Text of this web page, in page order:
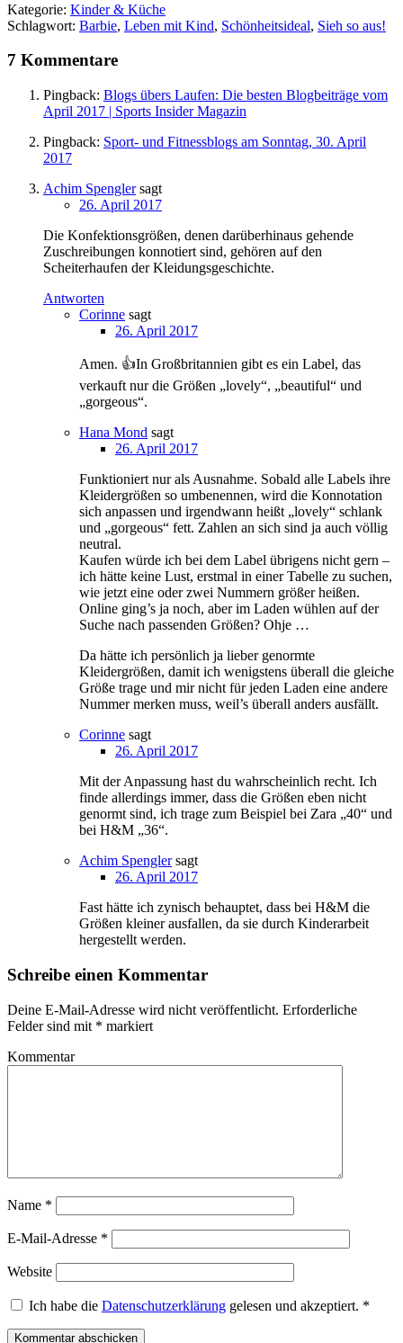
Kategorie: Kinder & Küche
Schlagwort: Barbie, Leben mit Kind, Schönheitsideal, Sieh so aus!
7 Kommentare
Pingback: Blogs übers Laufen: Die besten Blogbeiträge vom
April 2017 | Sports Insider Magazin
Pingback: Sport- und Fitnessblogs am Sonntag, 30. April
2017
Achim Spengler sagt
26. April 2017
Die Konfektionsgrößen, denen darüberhinaus gehende
Zuschreibungen konnotiert sind, gehören auf den
Scheiterhaufen der Kleidungsgeschichte.
Antworten
Corinne sagt
26. April 2017
Amen. 👍In Großbritannien gibt es ein Label, das
verkauft nur die Größen „lovely“, „beautiful“ und
„gorgeous“.
Hana Mond sagt
26. April 2017
Funktioniert nur als Ausnahme. Sobald alle Labels ihre
Kleidergrößen so umbenennen, wird die Konnotation
sich anpassen und irgendwann heißt „lovely“ schlank
und „gorgeous“ fett. Zahlen an sich sind ja auch völlig
neutral.
Kaufen würde ich bei dem Label übrigens nicht gern –
ich hätte keine Lust, erstmal in einer Tabelle zu suchen,
wie jetzt eine oder zwei Nummern größer heißen.
Online ging’s ja noch, aber im Laden wühlen auf der
Suche nach passenden Größen? Ohje …
Da hätte ich persönlich ja lieber genormte
Kleidergrößen, damit ich wenigstens überall die gleiche
Größe trage und mir nicht für jeden Laden eine andere
Nummer merken muss, weil’s überall anders ausfällt.
Corinne sagt
26. April 2017
Mit der Anpassung hast du wahrscheinlich recht. Ich
finde allerdings immer, dass die Größen eben nicht
genormt sind, ich trage zum Beispiel bei Zara „40“ und
bei H&M „36“.
Achim Spengler sagt
26. April 2017
Fast hätte ich zynisch behauptet, dass bei H&M die
Größen kleiner ausfallen, da sie durch Kinderarbeit
hergestellt werden.
Schreibe einen Kommentar
Deine E-Mail-Adresse wird nicht veröffentlicht. Erforderliche
Felder sind mit * markiert
Kommentar
Name *
E-Mail-Adresse *
Website
Ich habe die Datenschutzerklärung gelesen und akzeptiert. *